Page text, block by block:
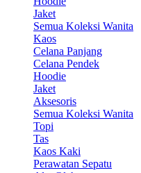
Jaket
Semua Koleksi Wanita
Kaos
Celana Panjang
Celana Pendek
Hoodie
Jaket
Aksesoris
Semua Koleksi Wanita
Topi
Tas
Kaos Kaki
Perawatan Sepatu